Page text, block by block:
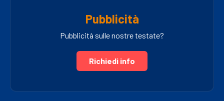
Pubblicità
Pubblicità sulle nostre testate?
Richiedi info